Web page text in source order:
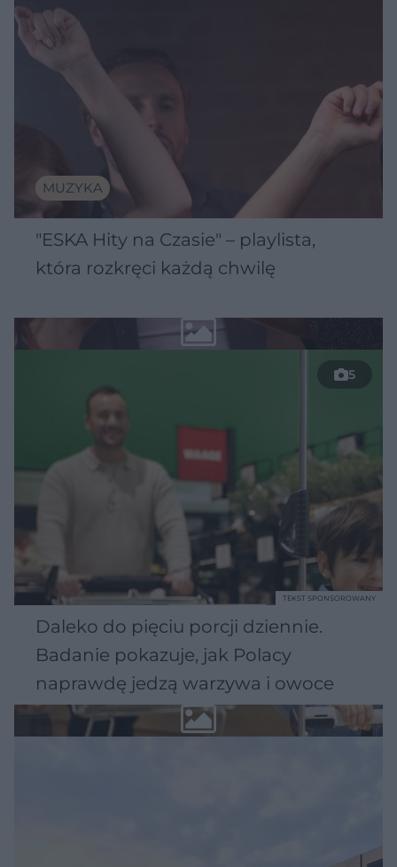
MUZYKA
"ESKA Hity na Czasie" – playlista,
która rozkręci każdą chwilę
5
Daleko do pięciu porcji dziennie.
Badanie pokazuje, jak Polacy
naprawdę jedzą warzywa i owoce
TEKST SPONSOROWANY